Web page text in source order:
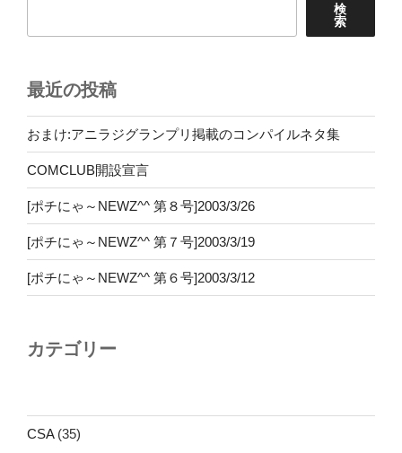
検
索
最近の投稿
おまけ:アニラジグランプリ掲載のコンパイルネタ集
COMCLUB開設宣言
[ポチにゃ～NEWZ^^ 第８号]2003/3/26
[ポチにゃ～NEWZ^^ 第７号]2003/3/19
[ポチにゃ～NEWZ^^ 第６号]2003/3/12
カテゴリー
CSA(35)